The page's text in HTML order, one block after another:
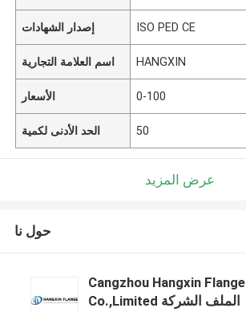
إصدار الشهادات ISO PED CE
اسم العلامة التجارية HANGXIN
الأسعار 0-100
الحد الأدنى لكمية 50
عرض المزيد
حول نا
Cangzhou Hangxin Flange
Co.,Limited الملف الشركة